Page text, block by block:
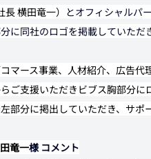
横田竜一） とオフィシャルパ
に同社のロゴを掲載していただ
マース事業、人材紹介、広告
らご支援いただきビブス胸部分
部分に掲出していただき、サポ
竜一様 コメント